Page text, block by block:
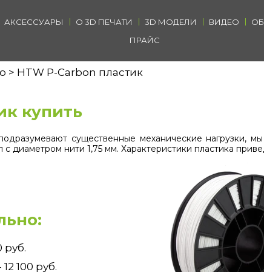
АКСЕССУАРЫ О 3D ПЕЧАТИ 3D МОДЕЛИ ВИДЕО
ПРАЙС
HTW P-Carbon пластик
купить
существенные механические нагрузки,
с диаметром нити 1,75 мм. Характеристики пластика
руб.
100 руб.